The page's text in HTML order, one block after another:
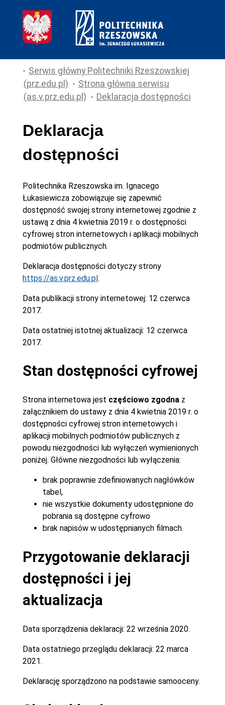
Serwis główny Politechniki Rzeszowskiej
(prz.edu.pl)
Strona główna serwisu
(as.v.prz.edu.pl)
Deklaracja dostępności
Deklaracja
dostępności
Politechnika Rzeszowska im. Ignacego
Łukasiewiczazobowiązuje się zapewnić
dostępność swojej strony internetowej zgodnie z
ustawą z dnia 4 kwietnia 2019 r. o dostępności
cyfrowej stron internetowych i aplikacji mobilnych
podmiotów publicznych.
Deklaracja dostępności dotyczy strony
https://as.v.prz.edu.pl.
Data publikacji strony internetowej: 12 czerwca
2017.
Data ostatniej istotnej aktualizacji: 12 czerwca
2017.
Stan dostępności cyfrowej
Strona internetowa jest częściowo zgodna z
załącznikiem do ustawy z dnia 4 kwietnia 2019 r. o
dostępności cyfrowej stron internetowych i
aplikacji mobilnych podmiotów publicznych z
powodu niezgodności lub wyłączeń wymienionych
poniżej. Główne niezgodności lub wyłączenia:
brak poprawnie zdefiniowanych nagłówków
tabel,
nie wszystkie dokumenty udostępnione do
pobrania są dostępne cyfrowo
brak napisów w udostępnianych filmach.
Przygotowanie deklaracji
dostępności i jej
aktualizacja
Data sporządzenia deklaracji: 22 września 2020.
Data ostatniego przeglądu deklaracji: 22 marca
2021.
Deklarację sporządzono na podstawie samooceny.